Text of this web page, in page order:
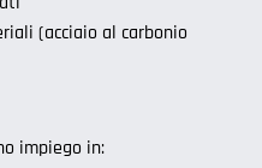
(acciaio al carbonio
impiego in: